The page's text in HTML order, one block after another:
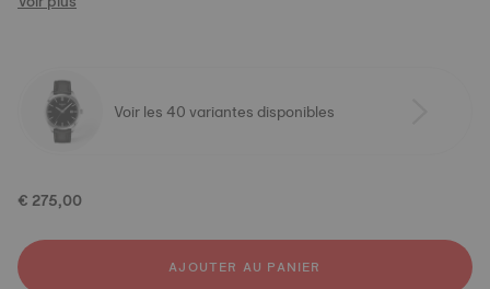
Voir les 40 variantes disponibles
€ 275,00
AJOUTER AU PANIER